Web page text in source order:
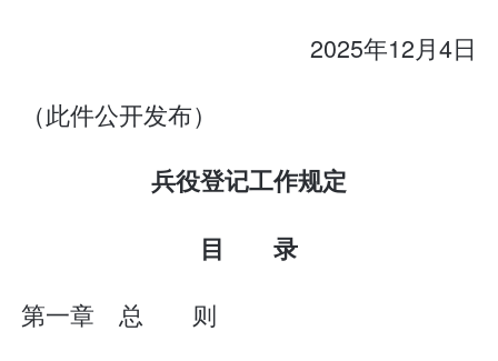
2025年12月4日
（此件公开发布）
兵役登记工作规定
目 录
第一章 总 则